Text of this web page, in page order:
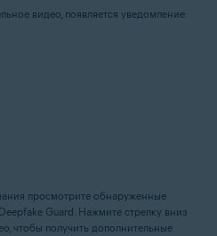
видео, появляется уведомление
просмотрите обнаруженные
Guard. Нажмите стрелку вниз
чтобы получить дополнительные